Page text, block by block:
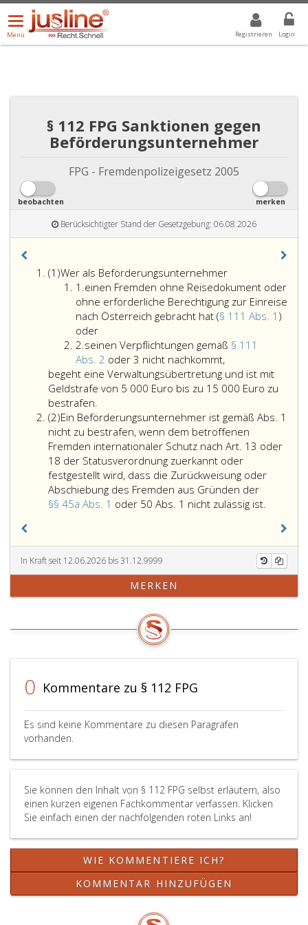
Registrieren Login
Menü
öffnen/schließen
Menü
ALLE DROPDOWN: GEWÄHLTER WERT IST ALLE
§ 112 FPG Sanktionen gegen
Beförderungsunternehmer
FPG - Fremdenpolizeigesetz 2005
beobachten merken
Berücksichtigter Stand der Gesetzgebung: 06.08.2026
(1)Absatz
eins,
Wer als Beförderungsunternehmer
1.Ziffer
eins
einen Fremden ohne Reisedokument oder
ohne erforderliche Berechtigung zur Einreise
nach Österreich gebracht hat (§ 111 Abs. 1 )
odereinen
Fremden
ohne
Reisedokument
oder
erforderliche
Berechtigung
zur
Einreise
nach
Österreich
gebracht
111,
Absatz
eins,)
2.Ziffer
2
seinen Verpflichtungen gemäß § 111
Abs. 2 oder 3 nicht nachkommt,seinen
Verpflichtungen
gemäß
111,
Absatz
2,
oder
3
nicht
nachkommt,
begeht eine Verwaltungsübertretung und ist mit
Geldstrafe von 5 000 Euro bis zu 15 000 Euro zu
bestrafen.
(2)Absatz
2,
Ein Beförderungsunternehmer ist gemäß Abs. 1
nicht zu bestrafen, wenn dem betroffenen
Fremden internationaler Schutz nach Art. 13 oder
18 der Statusverordnung zuerkannt oder
festgestellt wird, dass die Zurückweisung oder
Abschiebung des Fremden aus Gründen der
§§ 45a Abs. 1 oder 50 Abs. 1 nicht zulässig ist.
gemäß
Absatz
eins,
wenn
oder
der
oder
die
In Kraft seit 12.06.2026 bis 31.12.9999
MERKEN
0 Kommentare zu § 112 FPG
Es sind keine Kommentare zu diesen Paragrafen
vorhanden.
Sie können den Inhalt von § 112 FPG selbst erläutern, also
einen kurzen eigenen Fachkommentar verfassen. Klicken
Sie einfach einen der nachfolgenden roten Links an!
WIE KOMMENTIERE ICH?
KOMMENTAR HINZUFÜGEN